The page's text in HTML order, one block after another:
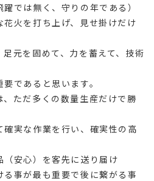
躍では無く、守りの年である）
火を打ち上げ、見せ掛けだけ
元を固めて、力を蓄えて、技術
であると思います。
ただ多くの数量生産だけで勝
実な作業を行い、確実性の高
安心）を客先に送り届け
事が最も重要で後に繋がる事